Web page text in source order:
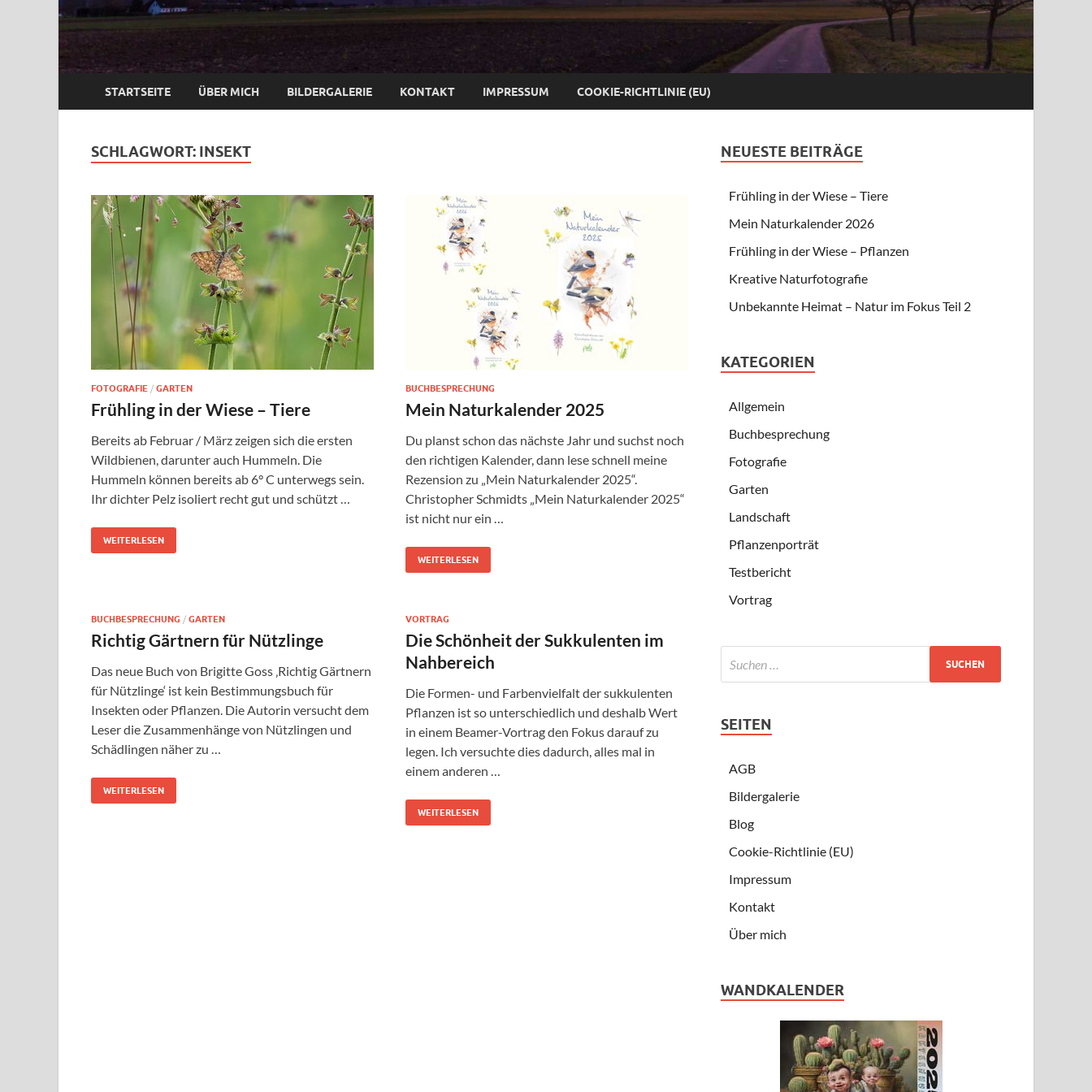
STARTSEITE ÜBER MICH BILDERGALERIE KONTAKT IMPRESSUM COOKIE-RICHTLINIE (EU)
SCHLAGWORT: INSEKT
FOTOGRAFIE / GARTEN
Frühling in der Wiese – Tiere
Bereits ab Februar / März zeigen sich die ersten
Wildbienen, darunter auch Hummeln. Die
Hummeln können bereits ab 6° C unterwegs sein.
Ihr dichter Pelz isoliert recht gut und schützt …
WEITERLESEN
BUCHBESPRECHUNG
Mein Naturkalender 2025
Du planst schon das nächste Jahr und suchst noch
den richtigen Kalender, dann lese schnell meine
Rezension zu „Mein Naturkalender 2025“.
Christopher Schmidts „Mein Naturkalender 2025“
ist nicht nur ein …
WEITERLESEN
BUCHBESPRECHUNG / GARTEN
Richtig Gärtnern für Nützlinge
Das neue Buch von Brigitte Goss ‚Richtig Gärtnern
für Nützlinge‘ ist kein Bestimmungsbuch für
Insekten oder Pflanzen. Die Autorin versucht dem
Leser die Zusammenhänge von Nützlingen und
Schädlingen näher zu …
WEITERLESEN
VORTRAG
Die Schönheit der Sukkulenten im
Nahbereich
Die Formen- und Farbenvielfalt der sukkulenten
Pflanzen ist so unterschiedlich und deshalb Wert
in einem Beamer-Vortrag den Fokus darauf zu
legen. Ich versuchte dies dadurch, alles mal in
einem anderen …
WEITERLESEN
NEUESTE BEITRÄGE
Frühling in der Wiese – Tiere
Mein Naturkalender 2026
Frühling in der Wiese – Pflanzen
Kreative Naturfotografie
Unbekannte Heimat – Natur im Fokus Teil 2
KATEGORIEN
Allgemein
Buchbesprechung
Fotografie
Garten
Landschaft
Pflanzenporträt
Testbericht
Vortrag
SEITEN
AGB
Bildergalerie
Blog
Cookie-Richtlinie (EU)
Impressum
Kontakt
Über mich
WANDKALENDER